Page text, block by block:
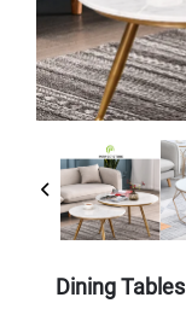
Dining